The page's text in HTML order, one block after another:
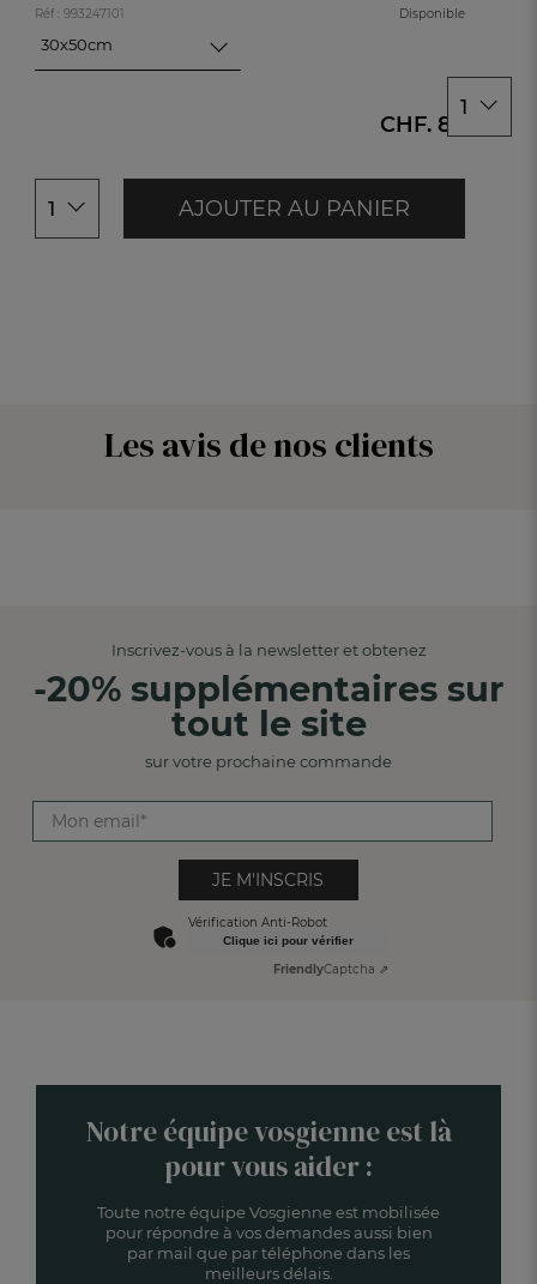
Réf : 993247101 Disponible
30x50cm
CHF. 8.-
1 AJOUTER AU PANIER
1
Les avis de nos clients
Inscrivez-vous à la newsletter et obtenez
-20% supplémentaires sur
tout le site
sur votre prochaine commande
JE M'INSCRIS
Vérification Anti-Robot
Clique ici pour vérifier
FriendlyCaptcha ⇗
Notre équipe vosgienne est là
pour vous aider :
Toute notre équipe Vosgienne est mobilisée
pour répondre à vos demandes aussi bien
par mail que par téléphone dans les
meilleurs délais.